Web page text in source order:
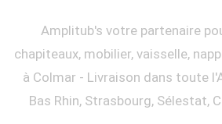
Amplitub's votre partenaire
chapiteaux, mobilier, vaisselle,
à Colmar - Livraison dans toute
Bas Rhin, Strasbourg, Sélestat,